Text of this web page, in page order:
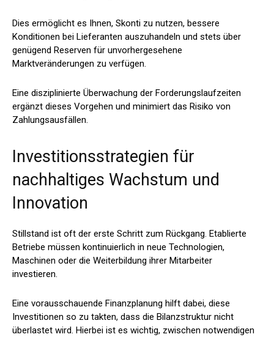
Dies ermöglicht es Ihnen, Skonti zu nutzen, bessere
Konditionen bei Lieferanten auszuhandeln und stets über
genügend Reserven für unvorhergesehene
Marktveränderungen zu verfügen.
Eine disziplinierte Überwachung der Forderungslaufzeiten
ergänzt dieses Vorgehen und minimiert das Risiko von
Zahlungsausfällen.
Investitionsstrategien für
nachhaltiges Wachstum und
Innovation
Stillstand ist oft der erste Schritt zum Rückgang. Etablierte
Betriebe müssen kontinuierlich in neue Technologien,
Maschinen oder die Weiterbildung ihrer Mitarbeiter
investieren.
Eine vorausschauende Finanzplanung hilft dabei, diese
Investitionen so zu takten, dass die Bilanzstruktur nicht
überlastet wird. Hierbei ist es wichtig, zwischen notwendigen